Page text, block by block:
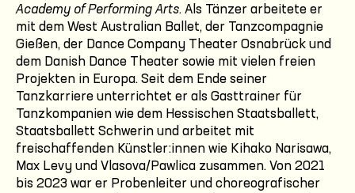
Academy of Performing Arts. Als Tänzer arbeitete er
mit dem West Australian Ballet, der Tanzcompagnie
Gießen, der Dance Company Theater Osnabrück und
dem Danish Dance Theater sowie mit vielen freien
Projekten in Europa. Seit dem Ende seiner
Tanzkarriere unterrichtet er als Gasttrainer für
Tanzkompanien wie dem Hessischen Staatsballett,
Staatsballett Schwerin und arbeitet mit
freischaffenden Künstler:innen wie Kihako Narisawa,
Max Levy und Vlasova/Pawlica zusammen. Von 2021
bis 2023 war er Probenleiter und choreografischer